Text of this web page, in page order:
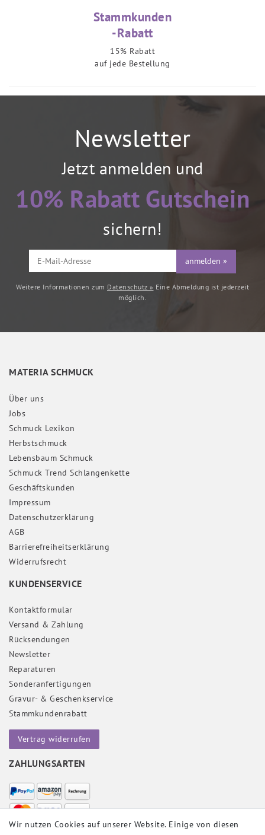
Stammkunden
-Rabatt
15% Rabatt
auf jede Bestellung
Newsletter
Jetzt anmelden und
10% Rabatt Gutschein
sichern!
anmelden »
Weitere Informationen zum Datenschutz » Eine Abmeldung ist jederzeit
möglich.
MATERIA SCHMUCK
Über uns
Jobs
Schmuck Lexikon
Herbstschmuck
Lebensbaum Schmuck
Schmuck Trend Schlangenkette
Geschäftskunden
Impressum
Daten­schutz­erklärung
AGB
Barrierefreiheitserklärung
Widerrufs­recht
KUNDENSERVICE
Kontaktformular
Versand & Zahlung
Rücksendungen
Newsletter
Reparaturen
Sonderanfertigungen
Gravur- & Geschenkservice
Stammkundenrabatt
Vertrag widerrufen
ZAHLUNGSARTEN
Wir nutzen Cookies auf unserer Website. Einige von diesen